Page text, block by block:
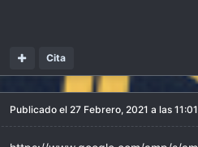
Cita
Publicado el 27 Febrero, 2021 a las 11:01